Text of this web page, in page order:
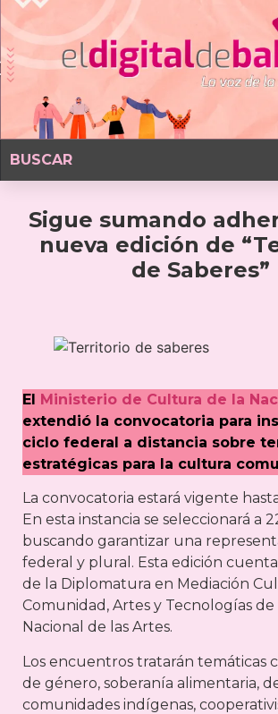
Sigue sumando
nueva edición de
de Saberes”
El Ministerio de Cultura de la
extendió la convocatoria para
ciclo federal a distancia sobre
estratégicas para la cultura
La convocatoria estará vigente
En esta instancia se seleccionará a
buscando garantizar una
federal y plural. Esta edición
de la Diplomatura en Mediación
Comunidad, Artes y Tecnologías de
Nacional de las Artes.
Los encuentros tratarán temáticas
de género, soberanía alimentaria,
comunidades indígenas,